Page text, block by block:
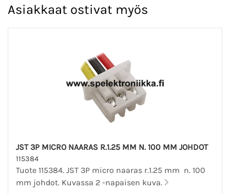
Asiakkaat ostivat myös
JST 3P MICRO NAARAS R.1.25 MM N. 100 MM JOHDOT
115384
Tuote 115384. JST 3P micro naaras r.1.25 mm n. 100
mm johdot. Kuvassa 2 -napaisen kuva.